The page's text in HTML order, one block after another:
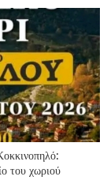
του χωριού